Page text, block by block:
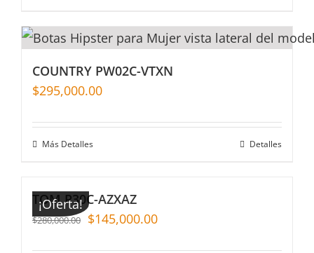
COUNTRY PW02C-VTXN
$295,000.00
Más Detalles Detalles
¡Oferta!
TOM P30C-AZXAZ
$280,000.00 $145,000.00